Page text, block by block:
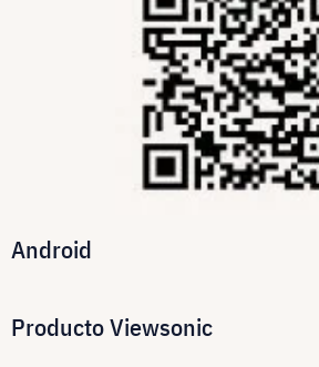
Android
Producto Viewsonic